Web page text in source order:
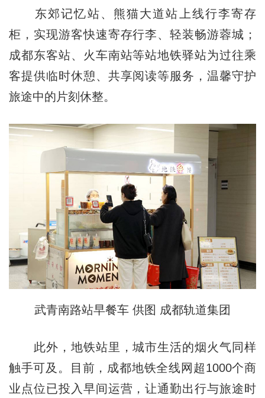
东郊记忆站、熊猫大道站上线行李寄存
柜，实现游客快速寄存行李、轻装畅游蓉城；
成都东客站、火车南站等站地铁驿站为过往乘
客提供临时休憩、共享阅读等服务，温馨守护
旅途中的片刻休整。
武青南路站早餐车 供图 成都轨道集团
此外，地铁站里，城市生活的烟火气同样
触手可及。目前，成都地铁全线网超1000个商
业点位已投入早间运营，让通勤出行与旅途时